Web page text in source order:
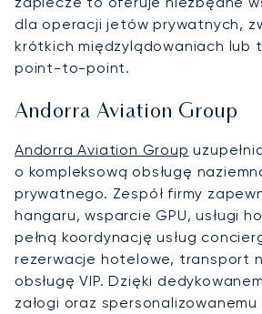
dla operacji jetów prywatnych,
krótkich międzylądowaniach lub
point-to-point.
Andorra Aviation Group
Andorra Aviation Group
o kompleksową obsługę
prywatnego. Zespół firmy
hangaru, wsparcie GPU, usługi
pełną koordynację usług
rezerwacje hotelowe, transport
obsługę VIP. Dzięki
załogi oraz